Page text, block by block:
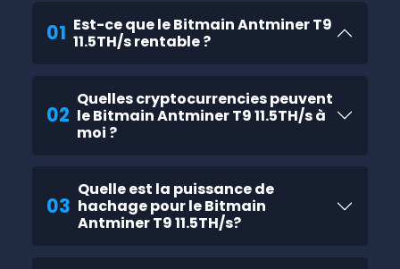
01 Est-ce que le Bitmain Antminer T9
11.5TH/s rentable ?
02
Quelles cryptocurrencies peuvent
le Bitmain Antminer T9 11.5TH/s à
moi ?
03
Quelle est la puissance de
hachage pour le Bitmain
Antminer T9 11.5TH/s?